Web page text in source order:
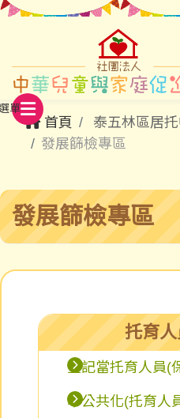
首頁 泰五林區居
發展篩檢專區
發展篩檢專區
托育
登記當托育人員(
準公共化(托育人